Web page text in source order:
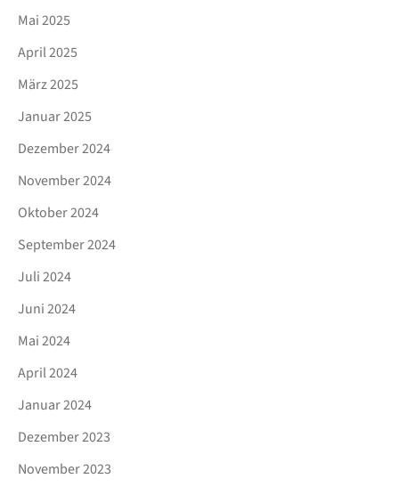
Mai 2025
April 2025
März 2025
Januar 2025
Dezember 2024
November 2024
Oktober 2024
September 2024
Juli 2024
Juni 2024
Mai 2024
April 2024
Januar 2024
Dezember 2023
November 2023